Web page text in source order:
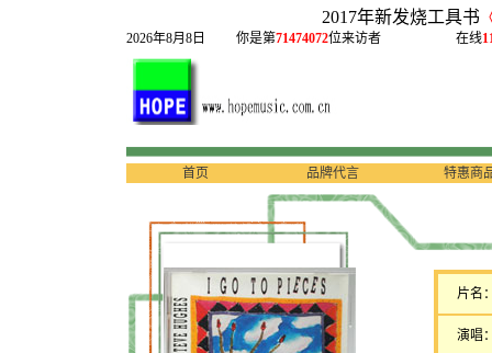
2017年新发烧工具书
2026年8月8日 你是第71474072位来访者 在线
首页 品牌代言 特惠商
片名
演唱